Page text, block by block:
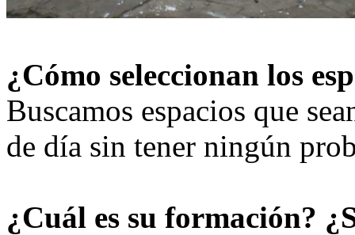
¿Cómo seleccionan los
Buscamos espacios que
de día sin tener ningún
¿Cuál es su formación?